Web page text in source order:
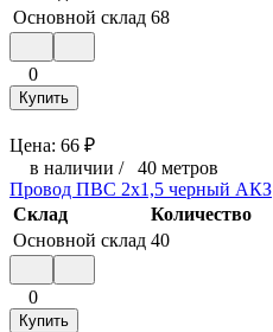
Основной склад 68
0
Купить
Цена: 66 ₽
в наличии / 40 метров
Провод ПВС 2х1,5 черный АКЗ
Склад
Количество
Основной склад 40
0
Купить